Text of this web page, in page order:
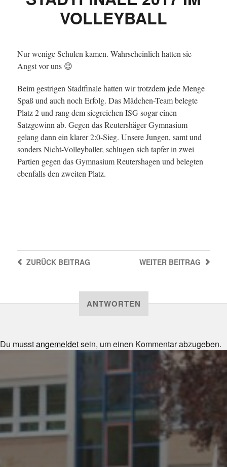
VOLLEYBALL
Nur wenige Schulen kamen. Wahrscheinlich hatten sie
Angst vor uns 😉
Beim gestrigen Stadtfinale hatten wir trotzdem jede Menge
Spaß und auch noch Erfolg. Das Mädchen-Team belegte
Platz 2 und rang dem siegreichen ISG sogar einen
Satzgewinn ab. Gegen das Reutershäger Gymnasium
gelang dann ein klarer 2:0-Sieg. Unsere Jungen, samt und
sonders Nicht-Volleyballer, schlugen sich tapfer in zwei
Partien gegen das Gymnasium Reutershagen und belegten
ebenfalls den zweiten Platz.
WEITER BEITRAG
ZURÜCKBEITRAG
ANTWORTEN
Du musstangemeldetsein, um einen Kommentar abzugeben.